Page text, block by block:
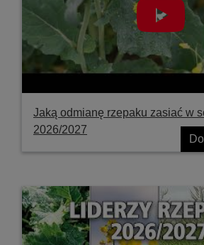
Jaką odmianę rzepaku zasiać w
2026/2027